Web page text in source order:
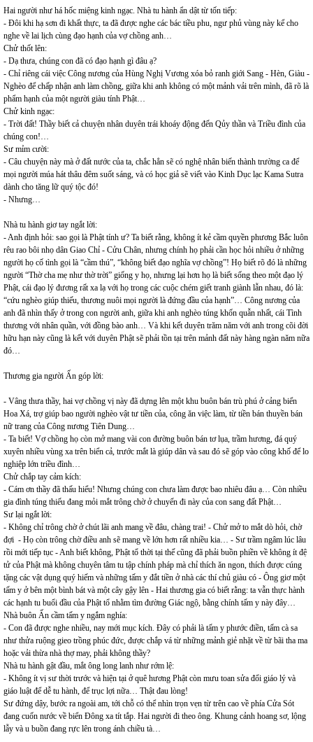
Hai người như há hốc miệng kinh ngạc. Nhà tu hành ẩn dật từ tốn tiếp:
- Đôi khi hạ sơn đi khất thực, ta đã được nghe các bác tiều phu, ngư phủ vùng này kể cho
nghe về lai lịch cùng đạo hạnh của vợ chồng anh…
Chử thốt lên:
- Dạ thưa, chúng con đã có đạo hạnh gì đâu ạ?
- Chỉ riêng cái việc Công nương của Hùng Nghị Vương xóa bỏ ranh giới Sang - Hèn, Giàu -
Nghèo để chấp nhận anh làm chồng, giữa khi anh không có một mảnh vải trên mình, đã rõ là
phẩm hạnh của một người giàu tính Phật…
Chử kinh ngạc:
- Trời đất! Thầy biết cả chuyện nhân duyên trái khoáy động đến Qủy thần và Triều đình của
chúng con!…
Sư mỉm cười:
- Câu chuyện này mà ở đất nước của ta, chắc hẳn sẽ có nghệ nhân biến thành trường ca để
mọi người múa hát thâu đêm suốt sáng, và có học giả sẽ viết vào Kinh Dục lạc Kama Sutra
dành cho tăng lữ quý tộc đó!
- Nhưng…
Nhà tu hành giơ tay ngắt lời:
- Anh định hỏi: sao gọi là Phật tính ư? Ta biết rằng, không ít kẻ cầm quyền phương Bắc luôn
rêu rao bôi nhọ dân Giao Chỉ - Cửu Chân, nhưng chính họ phải cần học hỏi nhiều ở những
người họ cố tình gọi là “cầm thú”, “không biết đạo nghĩa vợ chồng”! Họ biết rõ đó là những
người “Thờ cha mẹ như thờ trời” giống y họ, nhưng lại hơn họ là biết sống theo một đạo lý
Phật, cái đạo lý đương rất xa lạ với họ trong các cuộc chém giết tranh giành lẫn nhau, đó là:
“cứu nghèo giúp thiếu, thương nuôi mọi người là đứng đầu của hạnh”… Công nương của
anh đã nhìn thấy ở trong con người anh, giữa khi anh nghèo túng khốn quẫn nhất, cái Tình
thương với nhân quần, với đồng bào anh… Và khi kết duyên trăm năm với anh trong cõi đời
hữu hạn này cũng là kết với duyên Phật sẽ phải tồn tại trên mảnh đất này hàng ngàn năm nữa
đó…
Thương gia người Ấn góp lời:
- Vâng thưa thầy, hai vợ chồng vị này đã dựng lên một khu buôn bán trù phú ở cảng biển
Hoa Xá, trợ giúp bao người nghèo vật tư tiền của, công ăn việc làm, từ tiền bán thuyền bán
nữ trang của Công nương Tiên Dung…
- Ta biết! Vợ chồng họ còn mở mang vài con đường buôn bán tơ lụa, trầm hương, đá quý
xuyên nhiều vùng xa trên biển cả, trước mắt là giúp dân và sau đó sẽ góp vào công khố để lo
nghiệp lớn triều đình…
Chử chắp tay cảm kích:
- Cám ơn thầy đã thấu hiểu! Nhưng chúng con chưa làm được bao nhiêu đâu ạ… Còn nhiều
gia đình túng thiếu đang mỏi mắt trông chờ ở chuyến đi này của con sang đất Phật…
Sư lại ngắt lời:
- Không chỉ trông chờ ở chút lãi anh mang về đâu, chàng trai! - Chử mở to mắt dò hỏi, chờ
đợi - Họ còn trông chờ điều anh sẽ mang về lớn hơn rất nhiều kia… - Sư trầm ngâm lúc lâu
rồi mới tiếp tục - Anh biết không, Phật tổ thời tại thế cũng đã phải buồn phiền về không ít đệ
tử của Phật mà không chuyên tâm tu tập chính pháp mà chỉ thích ăn ngon, thích được cúng
tặng các vật dụng quý hiếm và những tấm y đắt tiền ở nhà các thí chủ giàu có - Ông giơ một
tấm y ở bên một bình bát và một cây gậy lên - Hai thương gia có biết rằng: ta vẫn thực hành
các hạnh tu buổi đầu của Phật tổ nhằm tìm đường Giác ngộ, bằng chính tấm y này đây…
Nhà buôn Ấn cầm tấm y ngắm nghía:
- Con đã được nghe nhiều, nay mới mục kích. Đây có phải là tấm y phước điền, tấm cà sa
như thửa ruộng gieo trồng phúc đức, được chắp vá từ những mảnh giẻ nhặt về từ bãi tha ma
hoặc vải thừa nhà thợ may, phải không thầy?
Nhà tu hành gật đầu, mắt ông long lanh như rớm lệ:
- Không ít vị sư thời trước và hiện tại ở quê hương Phật còn mưu toan sửa đổi giáo lý và
giáo luật để dễ tu hành, để trục lợi nữa… Thật đau lòng!
Sư đứng dậy, bước ra ngoài am, tới chỗ có thể nhìn trọn vẹn từ trên cao về phía Cửa Sót
đang cuốn nước về biển Đông xa tít tắp. Hai người đi theo ông. Khung cảnh hoang sơ, lộng
lẫy và u buồn đang rực lên trong ánh chiều tà…